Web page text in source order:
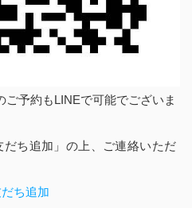
ご予約もLINEで可能でございま
だち追加」の上、ご連絡いただ
ち追加